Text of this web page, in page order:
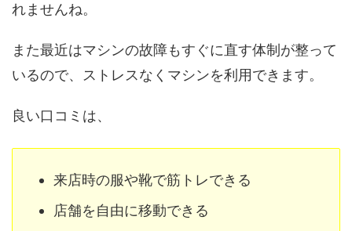
れませんね。
また最近はマシンの故障もすぐに直す体制が整って
いるので、ストレスなくマシンを利用できます。
良い口コミは、
来店時の服や靴で筋トレできる
店舗を自由に移動できる